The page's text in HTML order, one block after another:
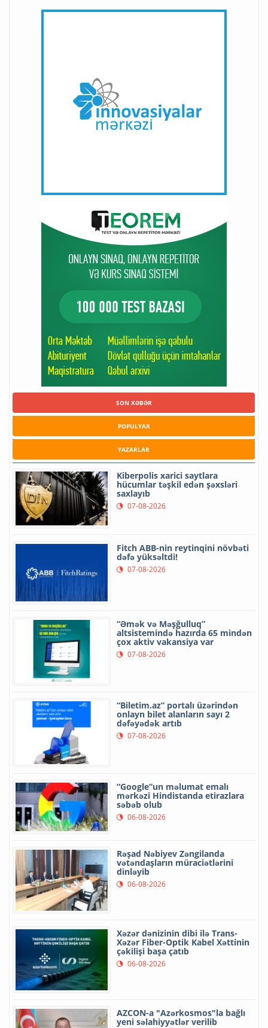
SON XƏBƏR
POPULYAR
YAZARLAR
Kiberpolis xarici saytlara
hücumlar təşkil edən şəxsləri
saxlayıb
07-08-2026
Fitch ABB-nin reytinqini növbəti
dəfə yüksəltdi!
07-08-2026
“Əmək və Məşğulluq”
altsistemində hazırda 65 mindən
çox aktiv vakansiya var
07-08-2026
“Biletim.az” portalı üzərindən
onlayn bilet alanların sayı 2
dəfəyədək artıb
07-08-2026
“Google”un məlumat emalı
mərkəzi Hindistanda etirazlara
səbəb olub
06-08-2026
Rəşad Nəbiyev Zəngilanda
vətəndaşların müraciətlərini
dinləyib
06-08-2026
Xəzər dənizinin dibi ilə Trans-
Xəzər Fiber-Optik Kabel Xəttinin
çəkilişi başa çatıb
06-08-2026
AZCON-a "Azərkosmos"la bağlı
yeni səlahiyyətlər verilib